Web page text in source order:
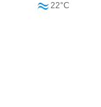
22°C